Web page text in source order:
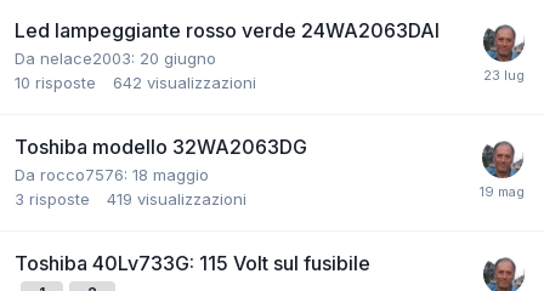
Led lampeggiante rosso verde 24WA2063DAI
Da nelace2003: 20 giugno
10 risposte 642 visualizzazioni
Toshiba modello 32WA2063DG
Da rocco7576: 18 maggio
3 risposte 419 visualizzazioni
Toshiba 40Lv733G: 115 Volt sul fusibile